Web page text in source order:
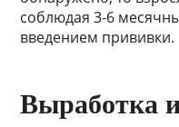
соблюдая 3-6
введением прививки.
Выработка